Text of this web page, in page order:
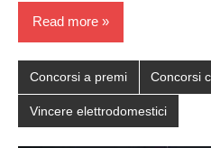
Read more
Concorsi a premi Concorsi
Vincere elettrodomestici